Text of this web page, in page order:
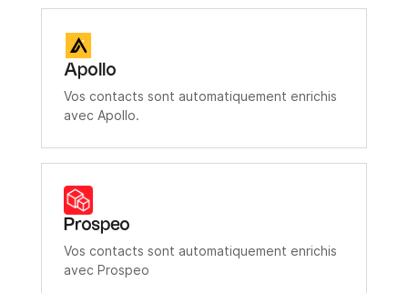
Apollo
Vos contacts sont automatiquement enrichis
avec Apollo.
Prospeo
Vos contacts sont automatiquement enrichis
avec Prospeo